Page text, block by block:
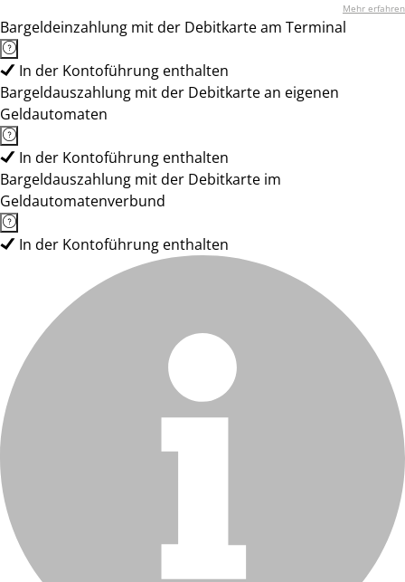
Mehr erfahren
Bargeldeinzahlung mit der Debitkarte am Terminal
In der Kontoführung enthalten
Bargeldauszahlung mit der Debitkarte an eigenen
Geldautomaten
In der Kontoführung enthalten
Bargeldauszahlung mit der Debitkarte im
Geldautomatenverbund
In der Kontoführung enthalten